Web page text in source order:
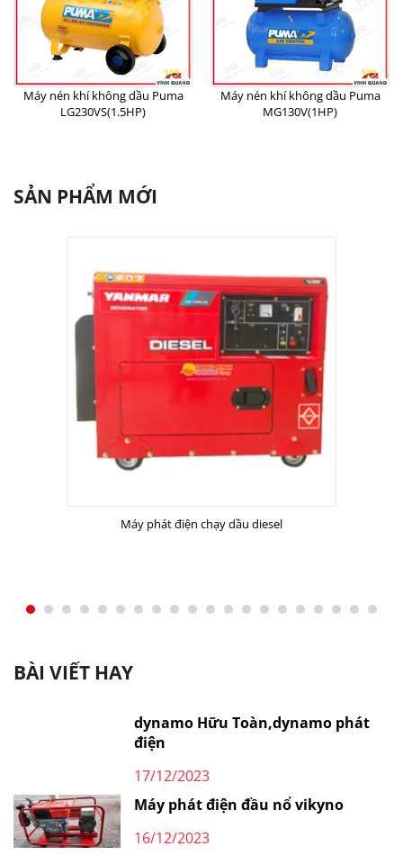
Máy nén khí không dầu Puma
LG230VS(1.5HP)
Máy nén khí không dầu Puma
MG130V(1HP)
SẢN PHẨM MỚI
Máy phát điện chạy dầu diesel
BÀI VIẾT HAY
dynamo Hữu Toàn,dynamo phát
điện
17/12/2023
Máy phát điện đầu nổ vikyno
16/12/2023